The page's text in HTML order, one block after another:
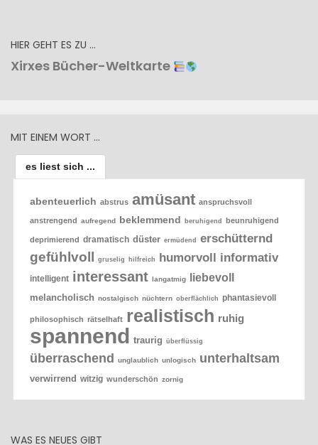
HIER GEHT ES ZU …
Xirxes Bücher-Weltkarte
MIT EINEM WORT …
es liest sich ...
abenteuerlich abstrus amüsant anspruchsvoll
anstrengend aufregend beklemmend beruhigend beunruhigend
deprimierend dramatisch düster ermüdend erschütternd
gefühlvoll gruselig hilfreich humorvoll informativ
intelligent interessant langatmig liebevoll
melancholisch nostalgisch nüchtern oberflächlich phantasievoll
philosophisch rätselhaft realistisch ruhig
spannend traurig überflüssig
überraschend unglaublich unlogisch unterhaltsam
verwirrend witzig wunderschön zornig
WAS ES NEUES GIBT